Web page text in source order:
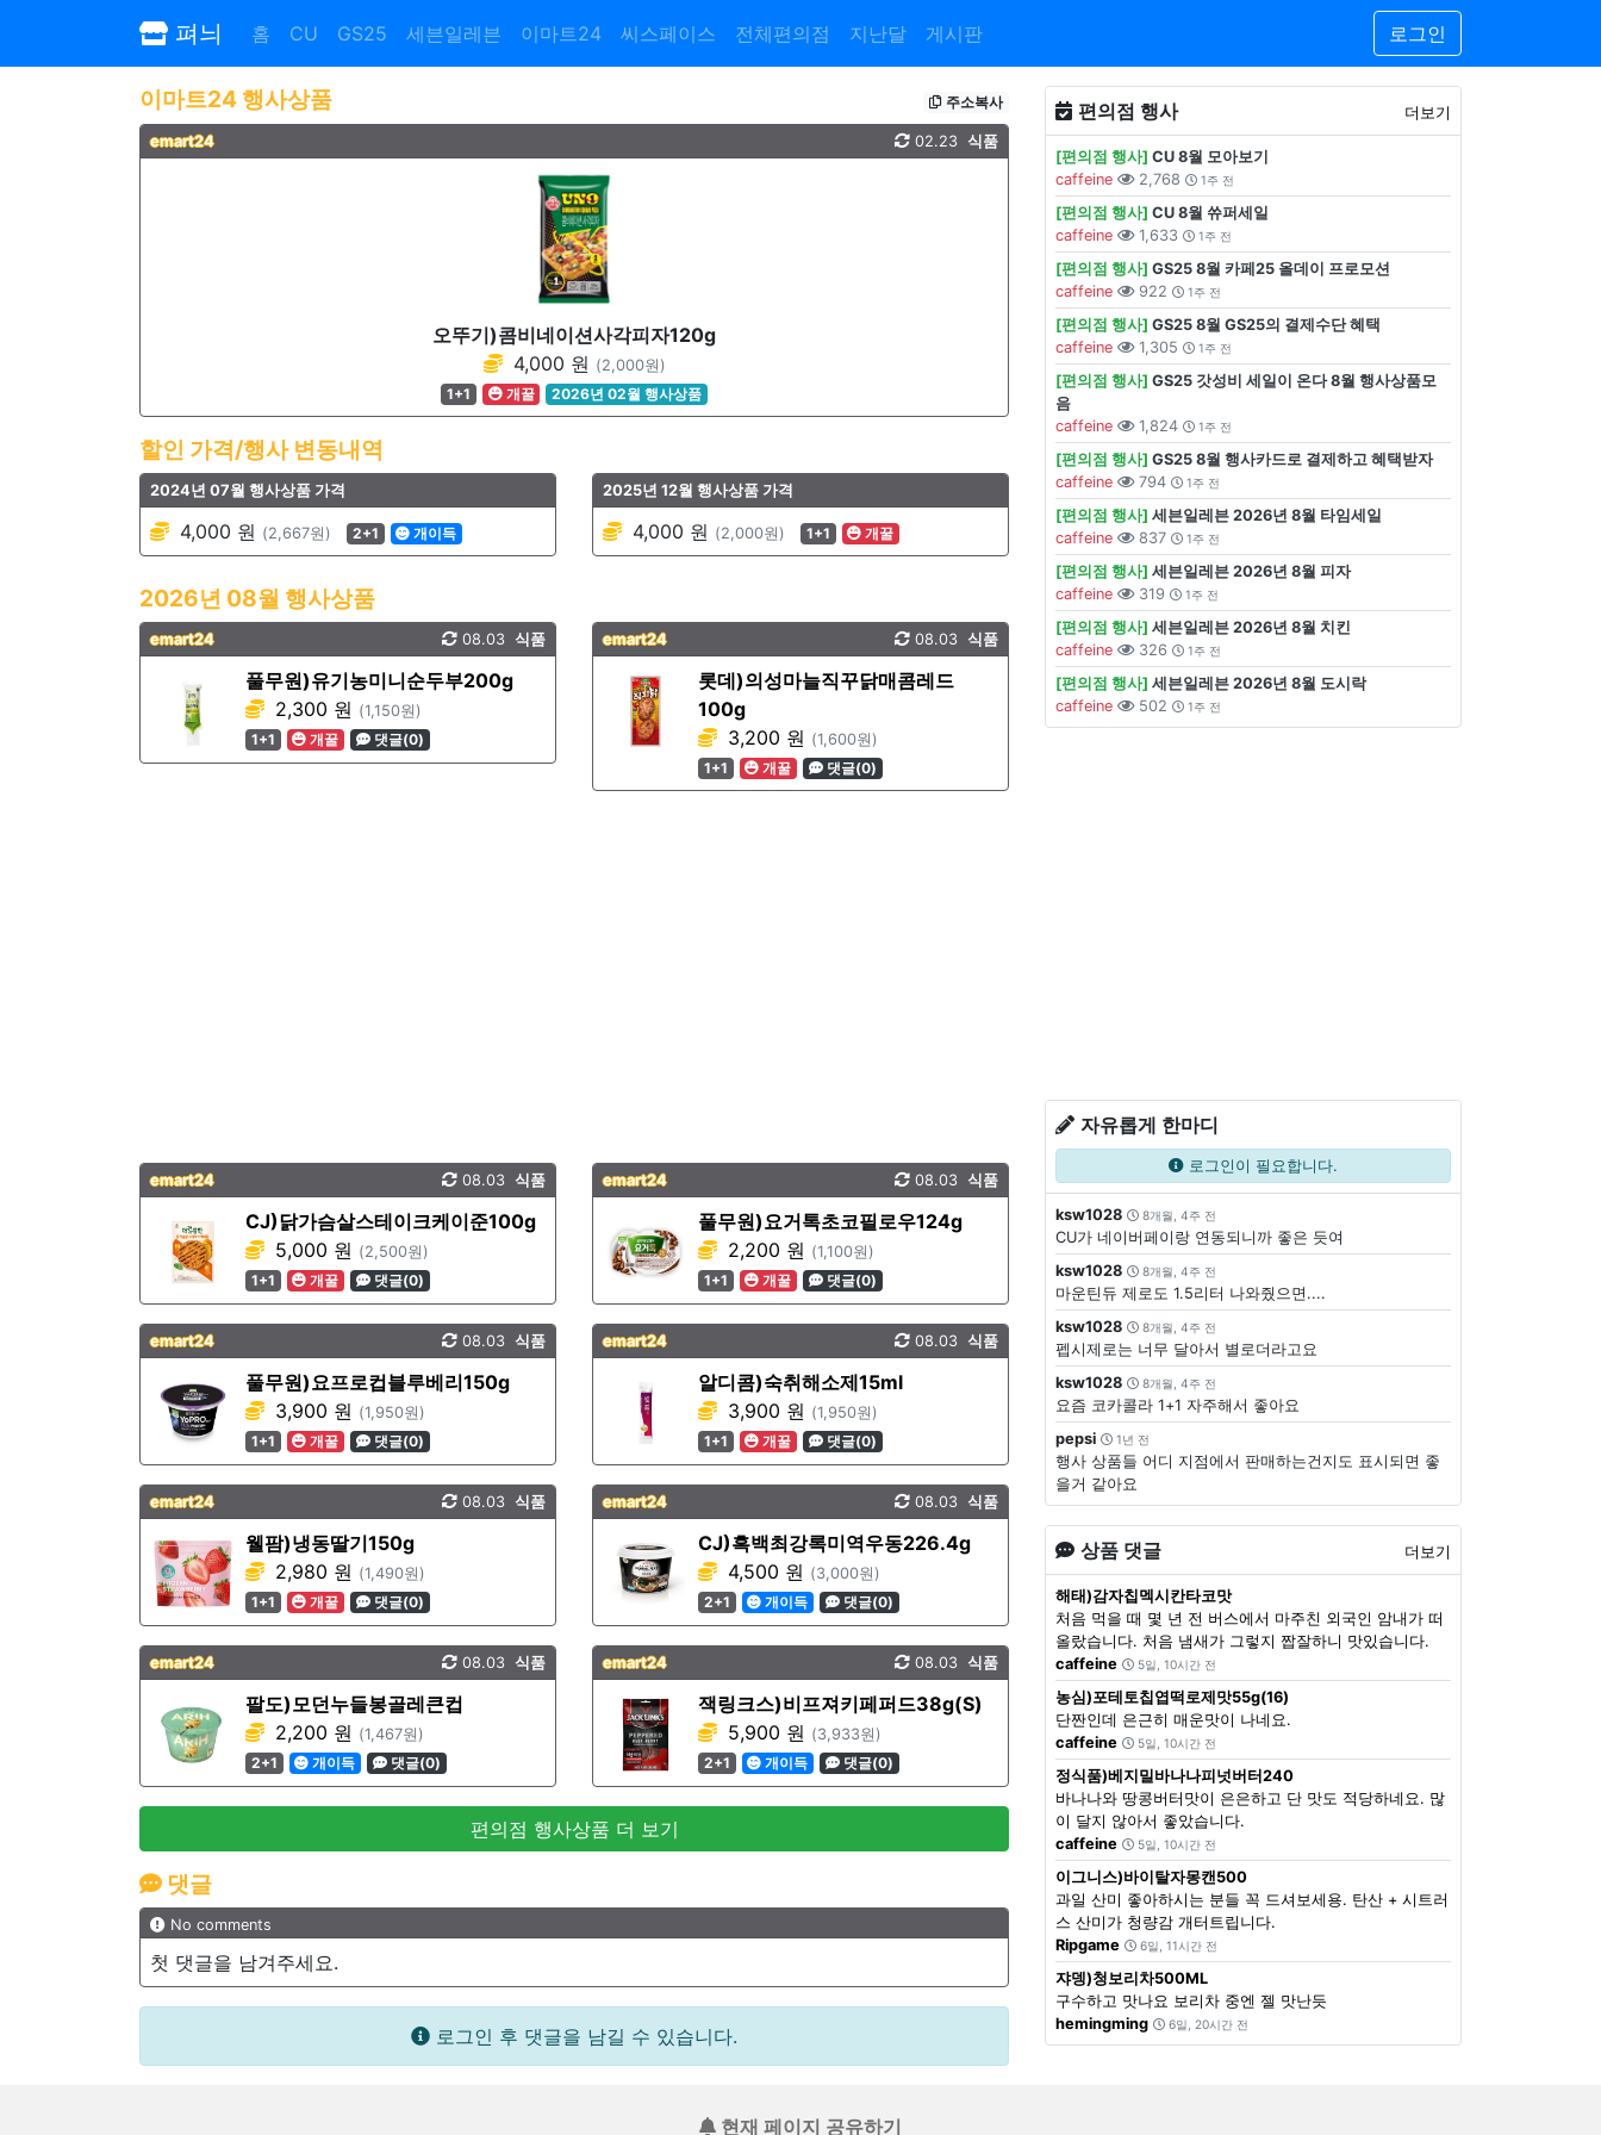
펴늬 홈 CU GS25 세븐일레븐 이마트24 씨스페이스 전체편의점 지난달 게시판 로그인
이마트24 행사상품 주소복사
emart24 식품
02.23
오뚜기)콤비네이션사각피자120g
4,000 원 (2,000원)
1+1
개꿀 2026년 02월 행사상품
할인 가격/행사 변동내역
2024년 07월 행사상품 가격
4,000 원 (2,667원) 2+1 개이득
2025년 12월 행사상품 가격
4,000 원 (2,000원) 1+1 개꿀
2026년 08월 행사상품
emart24 식품
08.03
풀무원)유기농미니순두부200g
2,300 원 (1,150원)
1+1
개꿀 댓글(0)
emart24 식품
08.03
롯데)의성마늘직꾸닭매콤레드
100g
3,200 원 (1,600원)
1+1
개꿀 댓글(0)
emart24 식품
08.03
CJ)닭가슴살스테이크케이준100g
5,000 원 (2,500원)
1+1
개꿀 댓글(0)
emart24 식품
08.03
풀무원)요거톡초코필로우124g
2,200 원 (1,100원)
1+1
개꿀 댓글(0)
emart24 식품
08.03
풀무원)요프로컵블루베리150g
3,900 원 (1,950원)
1+1
개꿀 댓글(0)
emart24 식품
08.03
알디콤)숙취해소제15ml
3,900 원 (1,950원)
1+1
개꿀 댓글(0)
emart24 식품
08.03
웰팜)냉동딸기150g
2,980 원 (1,490원)
1+1
개꿀 댓글(0)
emart24 식품
08.03
CJ)흑백최강록미역우동226.4g
4,500 원 (3,000원)
2+1
개이득 댓글(0)
emart24 식품
08.03
팔도)모던누들봉골레큰컵
2,200 원 (1,467원)
2+1
개이득 댓글(0)
emart24 식품
08.03
잭링크스)비프져키페퍼드38g(S)
5,900 원 (3,933원)
2+1
개이득 댓글(0)
편의점 행사상품 더 보기
댓글
No comments
첫 댓글을 남겨주세요.
로그인 후 댓글을 남길 수 있습니다.
편의점 행사 더보기
[편의점 행사] CU 8월 모아보기
caffeine
2,768 1주 전
[편의점 행사] CU 8월 쓔퍼세일
caffeine
1,633 1주 전
[편의점 행사] GS25 8월 카페25 올데이 프로모션
caffeine
922 1주 전
[편의점 행사] GS25 8월 GS25의 결제수단 혜택
caffeine
1,305 1주 전
[편의점 행사] GS25 갓성비 세일이 온다 8월 행사상품모
음
caffeine
1,824 1주 전
[편의점 행사] GS25 8월 행사카드로 결제하고 혜택받자
caffeine
794 1주 전
[편의점 행사] 세븐일레븐 2026년 8월 타임세일
caffeine
837 1주 전
[편의점 행사] 세븐일레븐 2026년 8월 피자
caffeine
319 1주 전
[편의점 행사] 세븐일레븐 2026년 8월 치킨
caffeine
326 1주 전
[편의점 행사] 세븐일레븐 2026년 8월 도시락
caffeine
502 1주 전
자유롭게 한마디
로그인이 필요합니다.
ksw1028 8개월, 4주 전
CU가 네이버페이랑 연동되니까 좋은 듯여
ksw1028
8개월, 4주 전
마운틴듀 제로도 1.5리터 나와줬으면....
ksw1028
8개월, 4주 전
펩시제로는 너무 달아서 별로더라고요
ksw1028
8개월, 4주 전
요즘 코카콜라 1+1 자주해서 좋아요
pepsi
1년 전
행사 상품들 어디 지점에서 판매하는건지도 표시되면 좋
을거 같아요
상품 댓글 더보기
해태)감자칩멕시칸타코맛
처음 먹을 때 몇 년 전 버스에서 마주친 외국인 암내가 떠
올랐습니다. 처음 냄새가 그렇지 짭잘하니 맛있습니다.
caffeine
5일, 10시간 전
농심)포테토칩엽떡로제맛55g(16)
단짠인데 은근히 매운맛이 나네요.
caffeine
5일, 10시간 전
정식품)베지밀바나나피넛버터240
바나나와 땅콩버터맛이 은은하고 단 맛도 적당하네요. 많
이 달지 않아서 좋았습니다.
caffeine
5일, 10시간 전
이그니스)바이탈자몽캔500
과일 산미 좋아하시는 분들 꼭 드셔보세용. 탄산 + 시트러
스 산미가 청량감 개터트립니다.
Ripgame
6일, 11시간 전
쟈뎅)청보리차500ML
구수하고 맛나요 보리차 중엔 젤 맛난듯
hemingming
6일, 20시간 전
현재 페이지 공유하기